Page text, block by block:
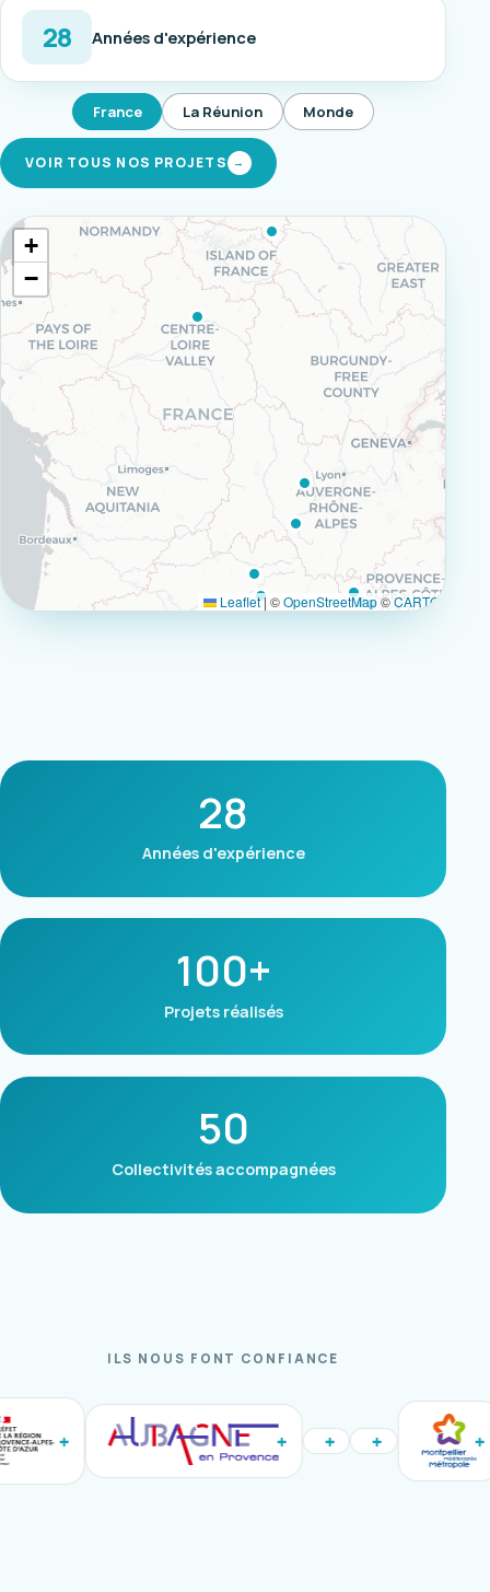
28 Années d'expérience
France La Réunion Monde
VOIR TOUS NOS PROJETS →
+
−
Leaflet| ©OpenStreetMap©CARTO
28
Années d'expérience
100+
Projets réalisés
50
Collectivités accompagnées
ILS NOUS FONT CONFIANCE